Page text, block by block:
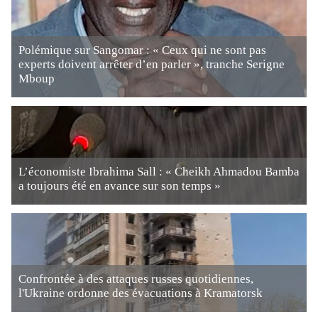
Polémique sur Sangomar : « Ceux qui ne sont pas
experts doivent arrêter d’en parler », tranche Serigne
Mboup
L’économiste Ibrahima Sall : « Cheikh Ahmadou Bamba
a toujours été en avance sur son temps »
Confrontée à des attaques russes quotidiennes,
l'Ukraine ordonne des évacuations à Kramatorsk